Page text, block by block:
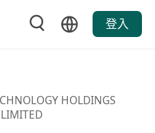
登入
HOLDINGS